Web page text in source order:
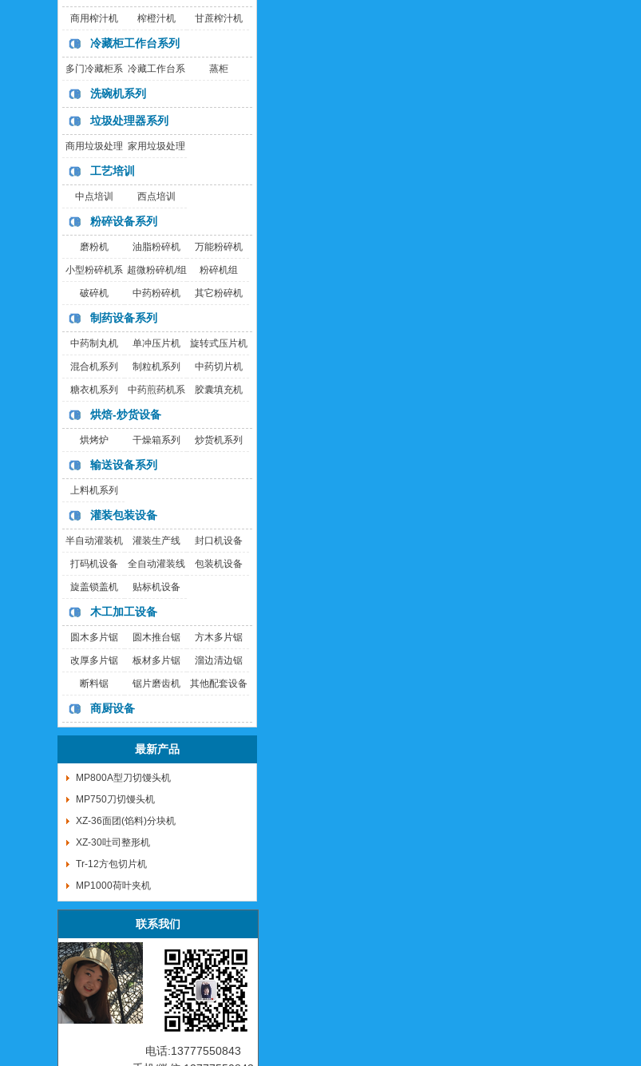
商用榨汁机 榨橙汁机 甘蔗榨汁机
冷藏柜工作台系列
多门冷藏柜系
列
冷藏工作台系
蒸柜
洗碗机系列
垃圾处理器系列
商用垃圾处理
器
家用垃圾处理
工艺培训
中点培训 西点培训
粉碎设备系列
磨粉机 油脂粉碎机 万能粉碎机
小型粉碎机系
列
超微粉碎机/组 粉碎机组
破碎机 中药粉碎机 其它粉碎机
制药设备系列
中药制丸机 单冲压片机 旋转式压片机
混合机系列 制粒机系列 中药切片机
糖衣机系列
中药煎药机系
列
胶囊填充机
烘焙-炒货设备
烘烤炉 干燥箱系列 炒货机系列
输送设备系列
上料机系列
灌装包装设备
半自动灌装机 灌装生产线 封口机设备
打码机设备 全自动灌装线 包装机设备
旋盖锁盖机 贴标机设备
木工加工设备
圆木多片锯 圆木推台锯 方木多片锯
改厚多片锯 板材多片锯 溜边清边锯
断料锯 锯片磨齿机 其他配套设备
商厨设备
最新产品
MP800A型刀切馒头机
MP750刀切馒头机
XZ-36面团(馅料)分块机
XZ-30吐司整形机
Tr-12方包切片机
MP1000荷叶夹机
联系我们
电话:13777550843